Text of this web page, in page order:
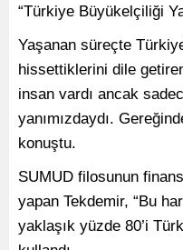
“Türkiye Büyükelçiliği
Yaşanan süreçte
hissettiklerini dile
insan vardı ancak
yanımızdaydı.
konuştu.
SUMUD filosunun
yapan Tekdemir, “Bu
yaklaşık yüzde 80’i